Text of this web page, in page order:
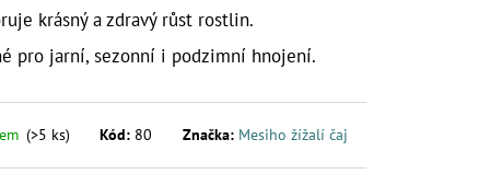
krásný a zdravý růst rostlin.
pro jarní, sezonní i podzimní hnojení.
(>5 ks) Kód: 80 Značka: Mesiho žížalí čaj